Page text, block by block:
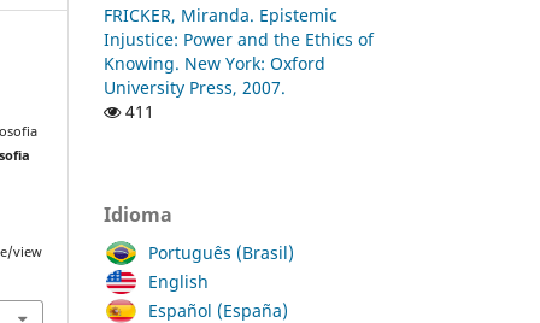
view
FRICKER, Miranda. Epistemic
Injustice: Power and the Ethics of
Knowing. New York: Oxford
University Press, 2007.
411
Idioma
Português (Brasil)
English
Español (España)